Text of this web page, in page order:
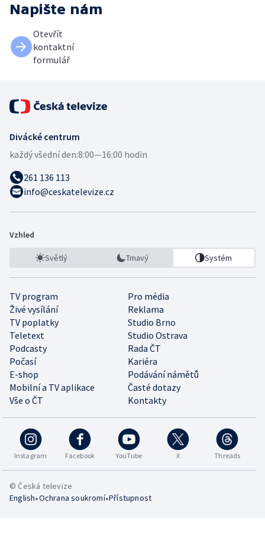
Napište nám
Otevřít
kontaktní
formulář
Divácké centrum
každý všední den:8:00—16:00 hodin
261 136 113
info@ceskatelevize.cz
Vzhled
Světlý Tmavý Systém
TV program
Pro média
Živé vysílání
Reklama
TV poplatky
Studio Brno
Teletext
Studio Ostrava
Podcasty
Rada ČT
Počasí
Kariéra
E-shop
Podávání námětů
Mobilní a TV aplikace
Časté dotazy
Vše o ČT
Kontakty
Instagram Facebook YouTube X Threads
© Česká televize
English•Ochrana soukromí•Přístupnost